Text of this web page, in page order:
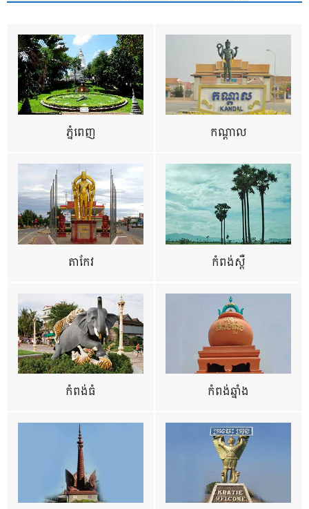
ភ្នំពេញ កណ្តាល
តាកែវ កំពង់ស្ពឺ
កំពង់ធំ កំពង់ឆ្នាំង